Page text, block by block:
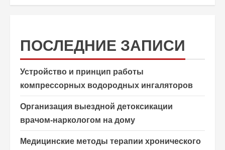
ПОСЛЕДНИЕ ЗАПИСИ
Устройство и принцип работы
компрессорных водородных ингаляторов
Организация выездной детоксикации
врачом-наркологом на дому
Медицинские методы терапии хронического